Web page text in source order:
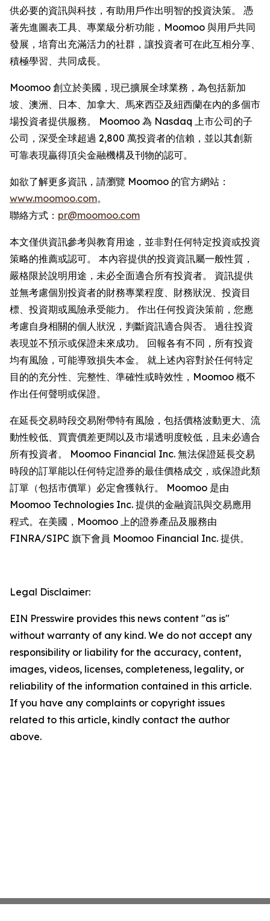
供必要的資訊與科技，有助用戶作出明智的投資決策。 憑
著先進圖表工具、專業級分析功能，Moomoo 與用戶共同
發展，培育出充滿活力的社群，讓投資者可在此互相分享、
積極學習、共同成長。
Moomoo 創立於美國，現已擴展全球業務，為包括新加
坡、澳洲、日本、加拿大、馬來西亞及紐西蘭在內的多個市
場投資者提供服務。 Moomoo 為 Nasdaq 上市公司的子
公司，深受全球超過 2,800 萬投資者的信賴，並以其創新
可靠表現贏得頂尖金融機構及刊物的認可。
如欲了解更多資訊，請瀏覽 Moomoo 的官方網站：
www.moomoo.com。
聯絡方式： pr@moomoo.com
本文僅供資訊參考與教育用途，並非對任何特定投資或投資
策略的推薦或認可。 本內容提供的投資資訊屬一般性質，
嚴格限於說明用途，未必全面適合所有投資者。 資訊提供
並無考慮個別投資者的財務專業程度、財務狀況、投資目
標、投資期或風險承受能力。 作出任何投資決策前，您應
考慮自身相關的個人狀況，判斷資訊適合與否。 過往投資
表現並不預示或保證未來成功。 回報各有不同，所有投資
均有風險，可能導致損失本金。 就上述內容對於任何特定
目的的充分性、完整性、準確性或時效性，Moomoo 概不
作出任何聲明或保證。
在延長交易時段交易附帶特有風險，包括價格波動更大、流
動性較低、買賣價差更闊以及市場透明度較低，且未必適合
所有投資者。 Moomoo Financial Inc. 無法保證延長交易
時段的訂單能以任何特定證券的最佳價格成交，或保證此類
訂單（包括市價單）必定會獲執行。 Moomoo 是由
Moomoo Technologies Inc. 提供的金融資訊與交易應用
程式。在美國，Moomoo 上的證券產品及服務由
FINRA/SIPC 旗下會員 Moomoo Financial Inc. 提供。
Legal Disclaimer:
EIN Presswire provides this news content "as is"
without warranty of any kind. We do not accept any
responsibility or liability for the accuracy, content,
images, videos, licenses, completeness, legality, or
reliability of the information contained in this article.
If you have any complaints or copyright issues
related to this article, kindly contact the author
above.